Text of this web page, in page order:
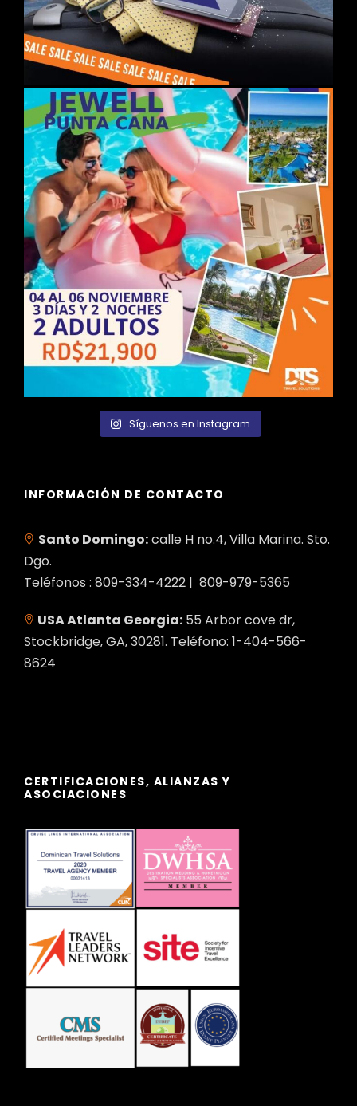
Síguenos en Instagram
INFORMACIÓN DE CONTACTO
Santo Domingo:calle H no.4, Villa Marina. Sto.
Dgo.
Teléfonos : 809-334-4222 | 809-979-5365
USA Atlanta Georgia: 55 Arbor cove dr,
Stockbridge, GA, 30281. Teléfono: 1-404-566-
8624
CERTIFICACIONES, ALIANZAS Y
ASOCIACIONES